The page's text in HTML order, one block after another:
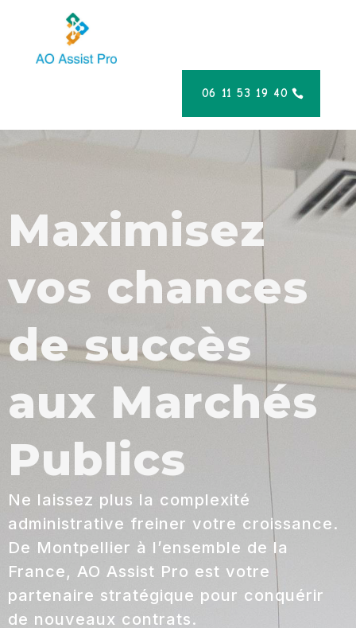
06 11 53 19 40
Maximisez
vos chances
de succès
aux Marchés
Publics
Ne laissez plus la complexité
administrative freiner votre croissance.
De Montpellier à l’ensemble de la
France, AO Assist Pro est votre
partenaire stratégique pour conquérir
de nouveaux contrats.